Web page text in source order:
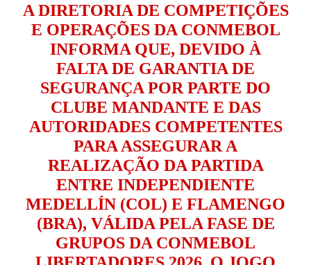
A DIRETORIA DE COMPETIÇÕES
E OPERAÇÕES DA CONMEBOL
INFORMA QUE, DEVIDO À
FALTA DE GARANTIA DE
SEGURANÇA POR PARTE DO
CLUBE MANDANTE E DAS
AUTORIDADES COMPETENTES
PARA ASSEGURAR A
REALIZAÇÃO DA PARTIDA
ENTRE INDEPENDIENTE
MEDELLÍN (COL) E FLAMENGO
(BRA), VÁLIDA PELA FASE DE
GRUPOS DA CONMEBOL